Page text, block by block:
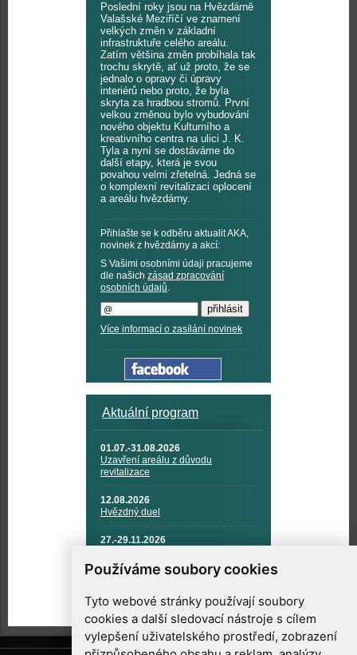
Používáme soubory cookies
Tyto webové stránky používají soubory
cookies a další sledovací nástroje s cílem
vylepšení uživatelského prostředí, zobrazení
Poslední roky jsou na Hvězdárně
Valašské Meziříčí ve znamení
velkých změn v základní
infrastruktuře celého areálu.
Zatím většina změn probíhala tak
trochu skrytě, ať už proto, že se
jednalo o opravy či úpravy
interiérů nebo proto, že byla
skryta za hradbou stromů. První
velkou změnou bylo vybudování
nového objektu Kulturního a
kreativního centra na ulici J. K.
Tyla a nyní se dostáváme do
další etapy, která je svou
povahou velmi zřetelná. Jedná se
o komplexní revitalizaci oplocení
a areálu hvězdárny.
Přihlašte se k odběru aktualit AKA,
novinek z hvězdárny a akcí:
S Vašimi osobními údaji pracujeme
dle našich zásad zpracování
osobních údajů.
Více informací o zasílání novinek
Aktuální program
01.07.-31.08.2026
Uzavření areálu z důvodu
revitalizace
12.08.2026
Hvězdný duel
27.-29.11.2026
TECHNIKA A KOSMICKÉ
TECHNOLOGIE